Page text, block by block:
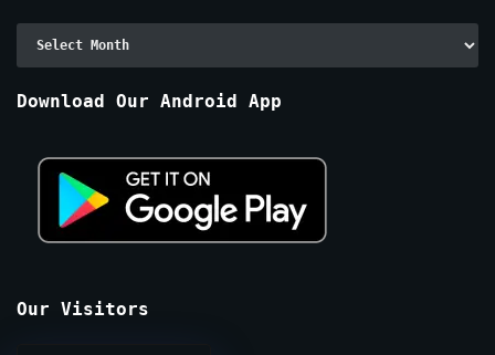
Download Our Android App
Our Visitors